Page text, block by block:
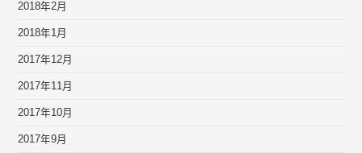
2018年2月
2018年1月
2017年12月
2017年11月
2017年10月
2017年9月